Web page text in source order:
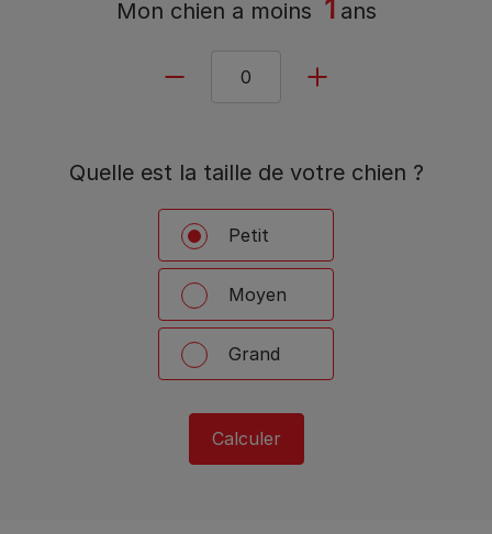
Mon chien a moins 1 ans
Quelle est la taille de votre chien ?
Petit
Moyen
Grand
Calculer